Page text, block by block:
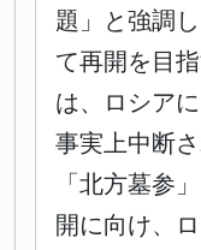
題」と強調
て再開を目
は、ロシア
事実上中断
「北方墓参
開に向け、